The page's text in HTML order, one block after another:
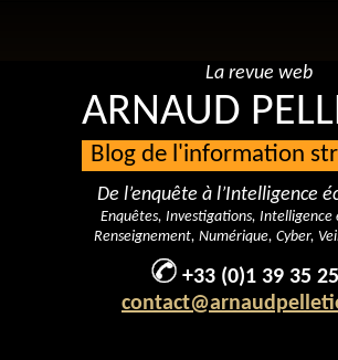
La revue web
ARNAUD
Blog de l'information
De l’enquête à l’Intelligence
Enquêtes, Investigations, Intelligence
Renseignement, Numérique, Cyber,
+33 (0)1 39 35